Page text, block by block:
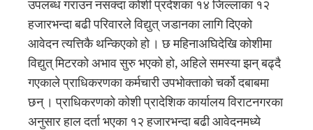
उपलब्ध गराउन नसक्दा कोशी प्रदेशका १४ जिल्लाका १२
हजारभन्दा बढी परिवारले विद्युत् जडानका लागि दिएको
आवेदन त्यत्तिकै थन्किएको हो । छ महिनाअघिदेखि कोशीमा
विद्युत् मिटरको अभाव सुरु भएको हो, अहिले समस्या झन् बढ्दै
गएकाले प्राधिकरणका कर्मचारी उपभोक्ताको चर्को दबाबमा
छन् । प्राधिकरणको कोशी प्रादेशिक कार्यालय विराटनगरका
अनुसार हाल दर्ता भएका १२ हजारभन्दा बढी आवेदनमध्ये